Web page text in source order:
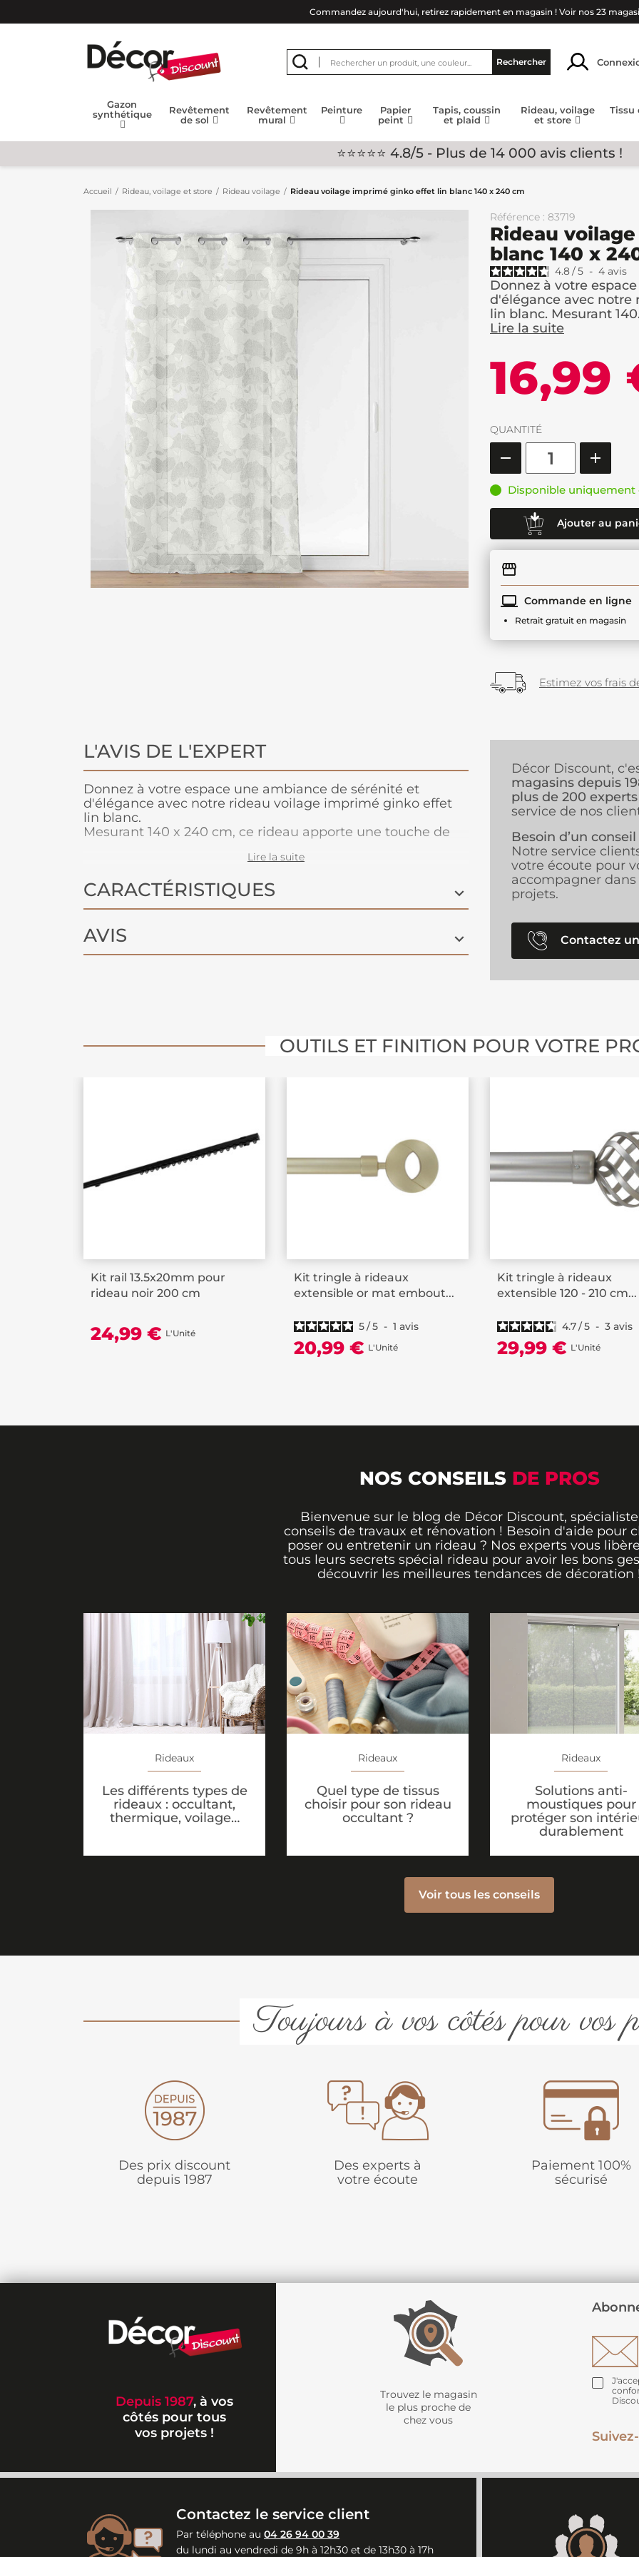
Commandez aujourd'hui, retirez rapidement en magasin ! Voir nos 23
Rechercher
Gazon
synthétique
Revêtement
de sol
Revêtement
mural
Peinture
Papier
peint
Tapis, coussin
et plaid
Rideau, voilage
et store
Tissu
⭐⭐⭐⭐⭐ 4.8/5 - Plus de 14 000 avis clients !
Accueil Rideau, voilage et store Rideau voilage Rideau voilage imprimé ginko effet lin blanc 140 x 240 cm
Référence : 83719
Rideau
blanc 140 x
4.8/5 - 4 avis
Donnez à votre
d'élégance avec
lin blanc. Mesurant
Lire la suite
16,99
QUANTITÉ
Disponible uniquement
Ajouter au
Commande en ligne
Retrait gratuit en magasin
Estimez vos frais
L'AVIS DE L'EXPERT
Donnez à votre espace une ambiance de sérénité et
d'élégance avec notre rideau voilage imprimé ginko effet
lin blanc.
Mesurant 140 x 240 cm, ce rideau apporte une touche de
subtilement la lumière pour créer une atmosphère
Lire la suite
CARACTÉRISTIQUES
AVIS
Décor Discount,
magasins depuis
plus de 200 experts
service de nos
Besoin d’un conseil
Notre service
votre écoute pour
accompagner dans
projets.
Contactez
OUTILS ET FINITION POUR VOTRE
Kit rail 13.5x20mm pour
rideau noir 200 cm
24,99 € L'Unité
Kit tringle à rideaux
extensible or mat embout...
5/5 - 1 avis
20,99 € L'Unité
Kit tringle à rideaux
extensible 120 - 210 cm...
4.7/5 - 3 avis
29,99 € L'Unité
NOS CONSEILS DE PROS
Bienvenue sur le blog de Décor Discount,
conseils de travaux et rénovation ! Besoin d'aide pour
poser ou entretenir un rideau ? Nos experts vous
tous leurs secrets spécial rideau pour avoir les bons
découvrir les meilleures tendances de décoration
Rideaux
Les différents types de
rideaux : occultant,
thermique, voilage…
Rideaux
Quel type de tissus
choisir pour son rideau
occultant ?
Rideaux
Solutions anti-
moustiques pour
protéger son
durablement
Voir tous les conseils
Toujours à vos côtés pour vos
Des prix discount
depuis 1987
Des experts à
votre écoute
Paiement 100%
sécurisé
Depuis 1987, à vos
côtés pour tous
vos projets !
Trouvez le magasin
le plus proche de
chez vous
Contactez le service client
Par téléphone au 04 26 94 00 39
du lundi au vendredi de 9h à 12h30 et de 13h30 à 17h